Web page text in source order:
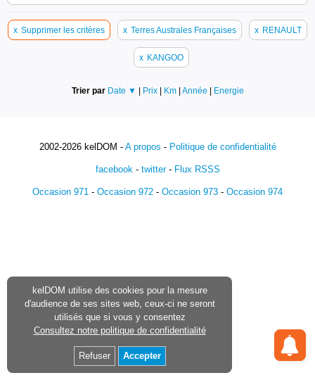
x Supprimer les critères x Terres Australes Françaises x RENAULT
x KANGOO
Trier par Date ▼ | Prix | Km | Année | Energie
2002-2026 kelDOM - A propos - Politique de confidentialité
facebook- twitter- Flux RSSS
Occasion 971 - Occasion 972 - Occasion 973 - Occasion 974
kelDOM utilise des cookies pour la mesure
d'audience de ses sites web, ceux-ci ne seront
utilisés que si vous y consentez
Consultez notre politique de confidentialité
Refuser Accepter